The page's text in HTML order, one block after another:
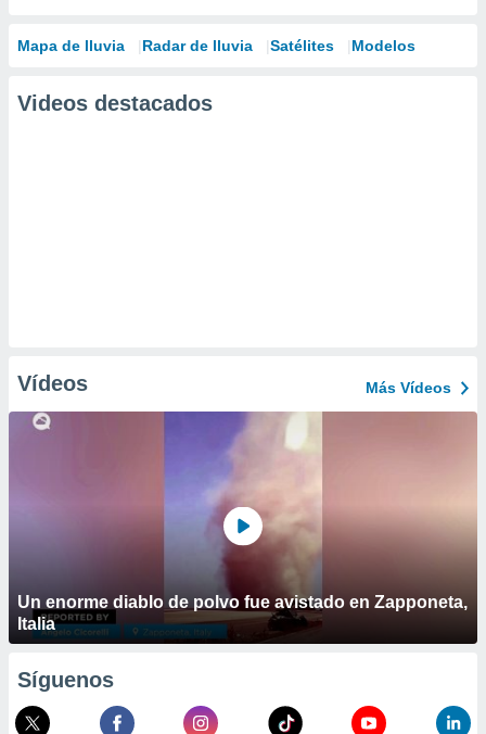
Mapa de lluvia Radar de lluvia Satélites Modelos
Videos destacados
Vídeos Más Vídeos
Un enorme diablo de polvo fue avistado en Zapponeta,
Italia
Síguenos